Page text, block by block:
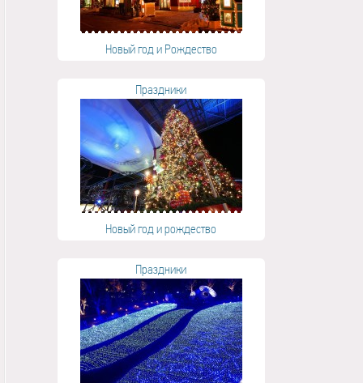
Новый год и Рождество
Праздники
Новый год и рождество
Праздники